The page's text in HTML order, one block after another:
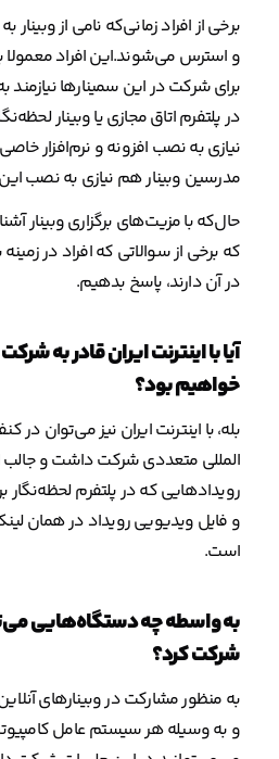
برخی از افراد زمانی‌که نامی از
و استرس می‌شوند.این افراد
برای شرکت در این سمینارها
در پلتفرم اتاق مجازی یا وبینار
نیازی به نصب افزونه و نرم‌افزار خاصی
مدرسین وبینار هم نیازی به نصب این
حال‌که با مزیت‌های برگزاری وبینار
که برخی از سوالاتی که افراد در زمینه
در آن دارند، پاسخ بدهیم.
آیا با اینترنت ایران قادر به شرکت
خواهیم بود؟
بله، با اینترنت ایران نیز می‌توان در
المللی متعددی شرکت داشت و جالب
رویدادهایی که در پلتفرم
و فایل ویدیویی رویداد در همان
است.
به واسطه چه دستگاه‌هایی
شرکت کرد؟
به منظور مشارکت در وبینارهای
و به وسیله هر سیستم عامل